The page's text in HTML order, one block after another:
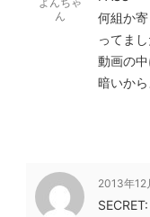
ん
何組か
ってま
動画の中
暗いから
2013年12